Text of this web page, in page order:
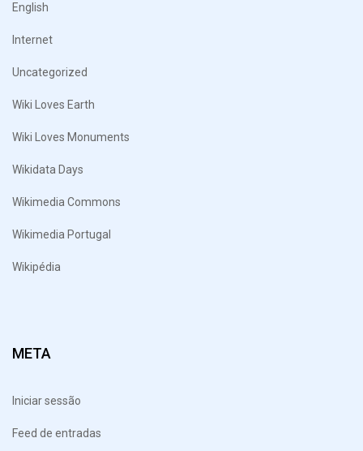
English
Internet
Uncategorized
Wiki Loves Earth
Wiki Loves Monuments
Wikidata Days
Wikimedia Commons
Wikimedia Portugal
Wikipédia
META
Iniciar sessão
Feed de entradas